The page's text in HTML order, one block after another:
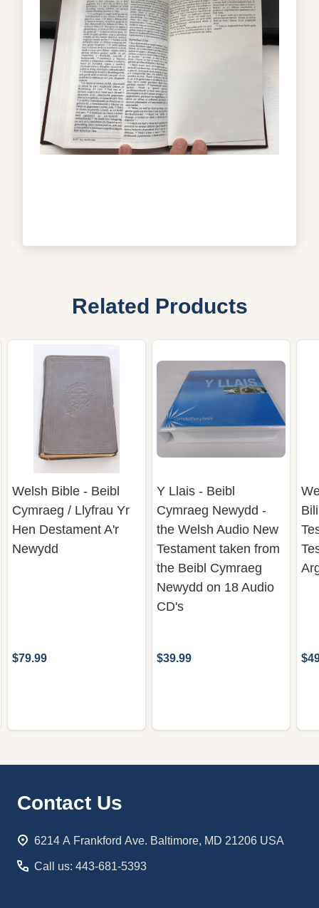
Related Products
Welsh Bible - Beibl
Cymraeg / Llyfrau Yr
Hen Destament A'r
Newydd
$79.99
Y Llais - Beibl
Cymraeg Newydd -
the Welsh Audio New
Testament taken from
the Beibl Cymraeg
Newydd on 18 Audio
CD's
$39.99
Footer
Contact Us
6214 A Frankford Ave. Baltimore, MD 21206 USA
Call us: 443-681-5393